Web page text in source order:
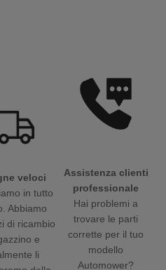
veloci
in tutto
Abbiamo
di ricambio
e
li
Assistenza clienti
professionale
Hai problemi a
trovare le parti
corrette per il tuo
modello
Automower?